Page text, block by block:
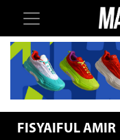
FISYAIFUL AMIR